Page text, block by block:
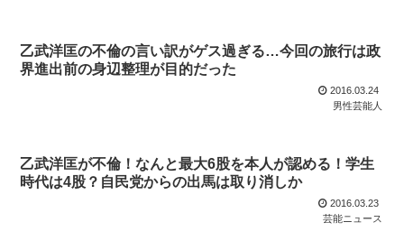
乙武洋匡の不倫の言い訳がゲス過ぎる…今回の旅行は政
界進出前の身辺整理が目的だった
2016.03.24
男性芸能人
乙武洋匡が不倫！なんと最大6股を本人が認める！学生
時代は4股？自民党からの出馬は取り消しか
2016.03.23
芸能ニュース